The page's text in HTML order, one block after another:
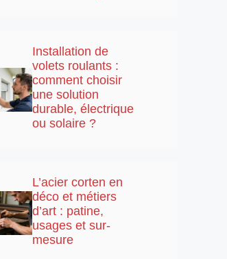
Installation de
volets roulants :
comment choisir
une solution
durable, électrique
ou solaire ?
L’acier corten en
déco et métiers
d’art : patine,
usages et sur-
mesure